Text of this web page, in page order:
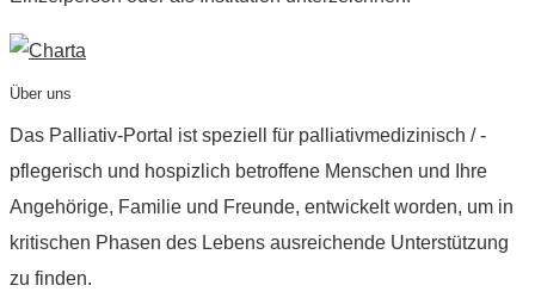
Über uns
Das Palliativ-Portal ist speziell für palliativmedizinisch / -
pflegerisch und hospizlich betroffene Menschen und Ihre
Angehörige, Familie und Freunde, entwickelt worden, um in
kritischen Phasen des Lebens ausreichende Unterstützung
zu finden.